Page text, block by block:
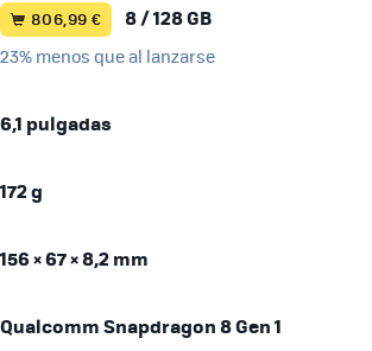
806,99 € 8 / 128 GB
23% menos que al lanzarse
6,1 pulgadas
172 g
156 × 67 × 8,2 mm
Qualcomm Snapdragon 8 Gen 1